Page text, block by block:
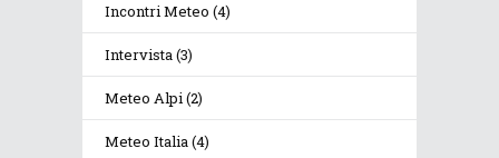
Incontri Meteo (4)
Intervista(3)
Meteo Alpi(2)
Meteo Italia(4)